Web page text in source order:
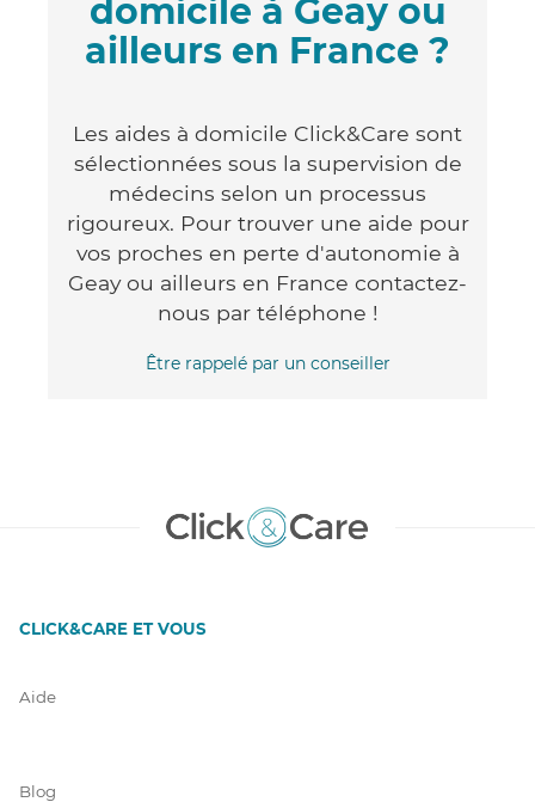
domicile à Geay ou
ailleurs en France ?
Les aides à domicile Click&Care sont
sélectionnées sous la supervision de
médecins selon un processus
rigoureux. Pour trouver une aide pour
vos proches en perte d'autonomie à
Geay ou ailleurs en France contactez-
nous par téléphone !
Être rappelé par un conseiller
CLICK&CARE ET VOUS
Aide
Blog